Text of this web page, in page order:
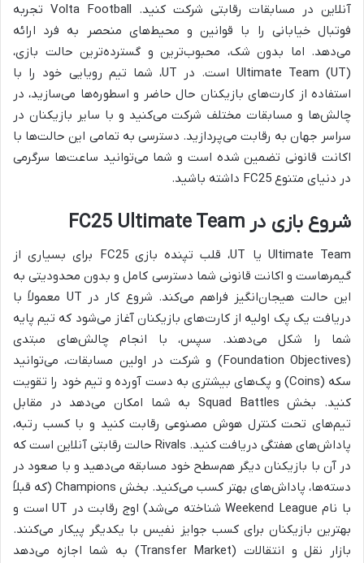
آنلاین در مسابقات رقابتی شرکت کنید. Volta Football تجربه
فوتبال خیابانی را با قوانین و محیط‌های منحصر به فرد ارائه
می‌دهد. اما بدون شک، محبوب‌ترین و گسترده‌ترین حالت بازی،
Ultimate Team (UT) است. در UT، شما تیم رویایی خود را با
استفاده از کارت‌های بازیکنان حال حاضر و اسطوره‌ها می‌سازید، در
چالش‌ها و مسابقات مختلف شرکت می‌کنید و با سایر بازیکنان در
سراسر جهان به رقابت می‌پردازید. دسترسی به تمامی این حالت‌ها با
اکانت قانونی تضمین شده است و شما می‌توانید ساعت‌ها سرگرمی
در دنیای متنوع FC25 داشته باشید.
شروع بازی در FC25 Ultimate Team
Ultimate Team یا UT، قلب تپنده بازی FC25 برای بسیاری از
گیمرهاست و اکانت قانونی شما دسترسی کامل و بدون محدودیتی به
این حالت هیجان‌انگیز فراهم می‌کند. شروع کار در UT معمولاً با
دریافت یک پک اولیه از کارت‌های بازیکنان آغاز می‌شود که تیم پایه
شما را شکل می‌دهند. سپس، با انجام چالش‌های مبتدی
(Foundation Objectives) و شرکت در اولین مسابقات، می‌توانید
سکه (Coins) و پک‌های بیشتری به دست آورده و تیم خود را تقویت
کنید. بخش Squad Battles به شما امکان می‌دهد در مقابل
تیم‌های تحت کنترل هوش مصنوعی رقابت کنید و با کسب رتبه،
پاداش‌های هفتگی دریافت کنید. Rivals حالت رقابتی آنلاین است که
در آن با بازیکنان دیگر هم‌سطح خود مسابقه می‌دهید و با صعود در
دسته‌ها، پاداش‌های بهتر کسب می‌کنید. بخش Champions (که قبلاً
با نام Weekend League شناخته می‌شد) اوج رقابت در UT است و
بهترین بازیکنان برای کسب جوایز نفیس با یکدیگر پیکار می‌کنند.
بازار نقل و انتقالات (Transfer Market) به شما اجازه می‌دهد